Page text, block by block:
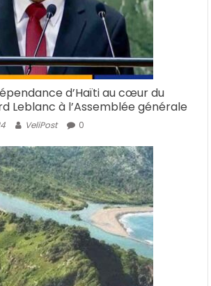
d’Haïti au cœur du
Leblanc à l’Assemblée générale
VeliPost 0